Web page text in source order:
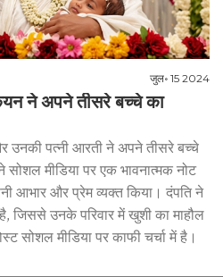
जुल॰ 15 2024
ने अपने तीसरे बच्चे का
उनकी पत्नी आरती ने अपने तीसरे बच्चे
मीडिया पर एक भावनात्मक नोट
आभार और प्रेम व्यक्त किया। दंपति ने
जिससे उनके परिवार में खुशी का माहौल
सोशल मीडिया पर काफी चर्चा में है।